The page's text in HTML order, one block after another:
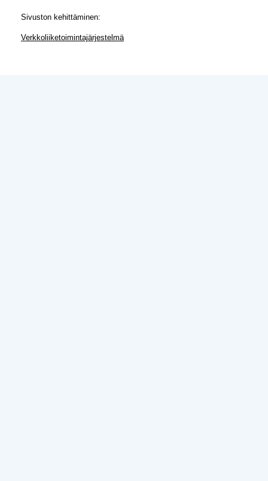
Sivuston kehittäminen:
Verkkoliiketoimintajärjestelmä